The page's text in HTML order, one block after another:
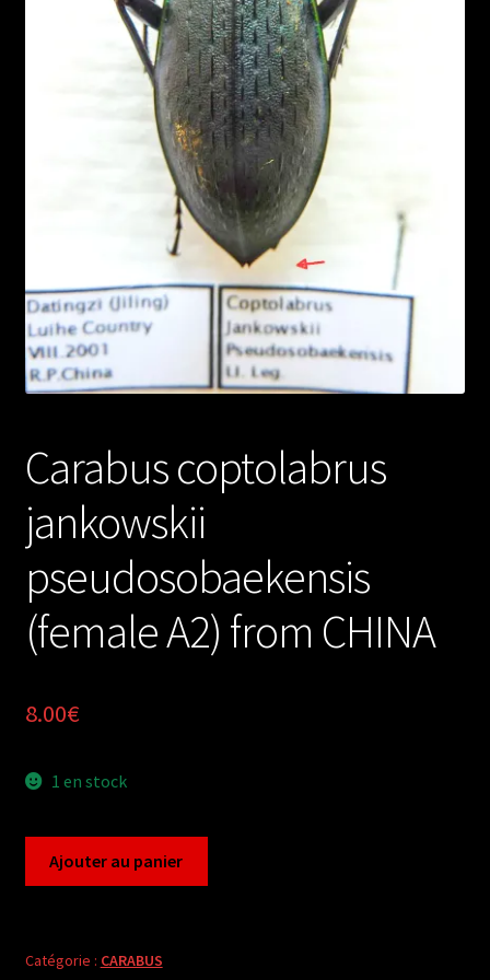
Carabus coptolabrus
jankowskii
pseudosobaekensis
(female A2) from CHINA
8.00€
1 en stock
jankowskii
Ajouter au panier
Catégorie : CARABUS